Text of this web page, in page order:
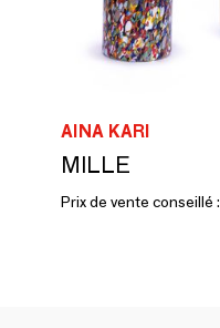
AINA KARI
MILLE
Prix de vente conseillé :